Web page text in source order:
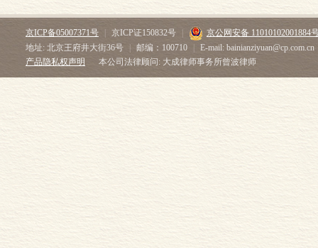
京ICP备05007371号 京ICP证150832号
京公网安备 11010102001884
地址: 北京王府井大街36号
邮编：100710
E-mail: bainianziyuan@cp.com.cn
产品隐私权声明
本公司法律顾问: 大成律师事务所曾波律师